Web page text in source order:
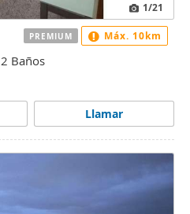
1/21
2 Baños
Llamar
PREMIUM Máx. 10km